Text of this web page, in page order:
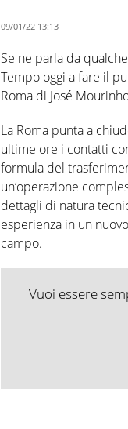
09/01/22 13:13
Se ne parla da
Tempo oggi a fare il
Roma di José
La Roma punta a
ultime ore i contatti
formula del
un’operazione
dettagli di natura
esperienza in un
campo.
Vuoi essere